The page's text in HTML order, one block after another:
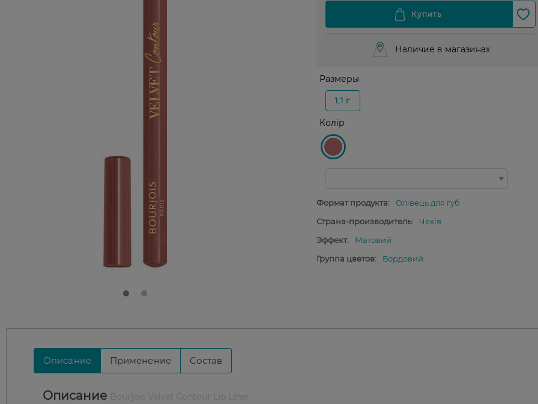
Наличие в магазинах
Размеры
1,1 г
Колір
Формат продукта:
Олівець для губ
Страна-производитель:
Чехія
Эффект:
Матовий
Группа цветов:
Бордовий
Описание Применение Состав
Описание